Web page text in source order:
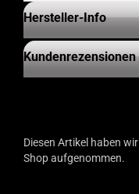
Hersteller-Info
Kundenrezensionen
Diesen Artikel haben
Shop aufgenommen.